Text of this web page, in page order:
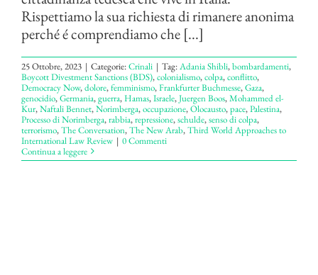
Rispettiamo la sua richiesta di rimanere anonima
perché é comprendiamo che [...]
25 Ottobre, 2023 | Categorie:Crinali | Tag:Adania Shibli,bombardamenti,
Boycott Divestment Sanctions (BDS),colonialismo,colpa,conflitto,
Democracy Now,dolore,femminismo,Frankfurter Buchmesse,Gaza,
genocidio,Germania,guerra,Hamas,Israele,Juergen Boos,Mohammed el-
Kur,Naftali Bennet,Norimberga,occupazione,Olocausto,pace,Palestina,
Processo di Norimberga,rabbia,repressione,schulde,senso di colpa,
terrorismo,The Conversation,The New Arab,Third World Approaches to
International Law Review | 0 Commenti
Continua a leggere